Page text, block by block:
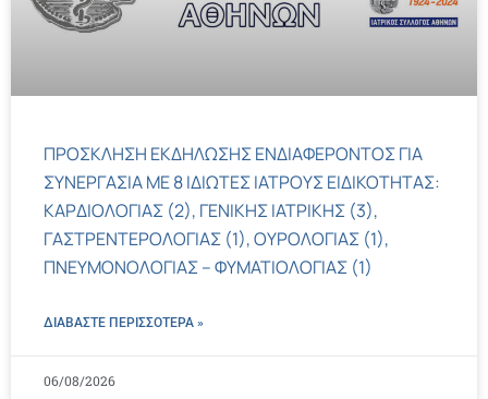
ΠΡΟΣΚΛΗΣΗ ΕΚΔΗΛΩΣΗΣ ΕΝΔΙΑΦΕΡΟΝΤΟΣ ΓΙΑ
ΣΥΝΕΡΓΑΣΙΑ ΜΕ 8 ΙΔΙΩΤΕΣ ΙΑΤΡΟΥΣ ΕΙΔΙΚΟΤΗΤΑΣ:
ΚΑΡΔΙΟΛΟΓΙΑΣ (2), ΓΕΝΙΚΗΣ ΙΑΤΡΙΚΗΣ (3),
ΓΑΣΤΡΕΝΤΕΡΟΛΟΓΙΑΣ (1), ΟΥΡΟΛΟΓΙΑΣ (1),
ΠΝΕΥΜΟΝΟΛΟΓΙΑΣ – ΦΥΜΑΤΙΟΛΟΓΙΑΣ (1)
ΔΙΑΒΑΣΤΕ ΠΕΡΙΣΣΌΤΕΡΑ »
06/08/2026